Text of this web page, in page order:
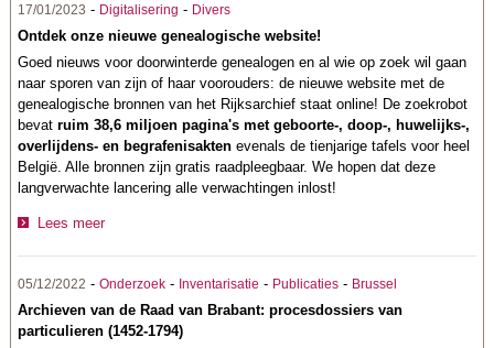
17/01/2023 - Digitalisering - Divers
Ontdek onze nieuwe genealogische website!
Goed nieuws voor doorwinterde genealogen en al wie op zoek wil gaan
naar sporen van zijn of haar voorouders: de nieuwe website met de
genealogische bronnen van het Rijksarchief staat online! De zoekrobot
bevatruim 38,6 miljoen pagina's met geboorte-, doop-, huwelijks-,
overlijdens- en begrafenisaktenevenals de tienjarige tafels voor heel
België. Alle bronnen zijn gratis raadpleegbaar. We hopen dat deze
langverwachte lancering alle verwachtingen inlost!
Lees meer
05/12/2022 -Onderzoek - Inventarisatie - Publicaties - Brussel
Archieven van de Raad van Brabant: procesdossiers van
particulieren (1452-1794)